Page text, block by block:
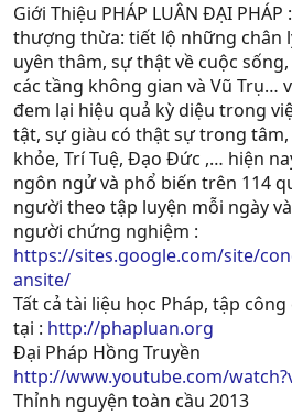
Giới Thiệu PHÁP LUÂN ĐẠI
thượng thừa: tiết lộ những chân
uyên thâm, sự thật về cuộc
các tầng không gian và Vũ Trụ…
đem lại hiệu quả kỳ diệu trong
tật, sự giàu có thật sự trong tâm,
khỏe, Trí Tuệ, Ðạo Ðức ,… hiện
ngôn ngử và phổ biến trên 114
người theo tập luyện mỗi ngày
người chứng nghiệm :
https://sites.google.com/site/
ansite/
Tất cả tài liệu học Pháp, tập
tại : http://phapluan.org
Đại Pháp Hồng Truyền
http://www.youtube.com/
Thỉnh nguyện toàn cầu 2013